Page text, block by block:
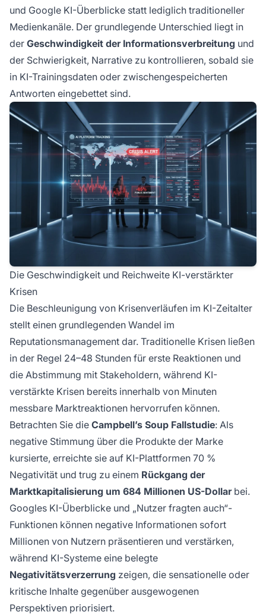
und Google KI-Überblicke statt lediglich traditioneller
Medienkanäle. Der grundlegende Unterschied liegt in
der Geschwindigkeit der Informationsverbreitung und
der Schwierigkeit, Narrative zu kontrollieren, sobald sie
in KI-Trainingsdaten oder zwischengespeicherten
Antworten eingebettet sind.
Die Geschwindigkeit und Reichweite KI-verstärkter
Krisen
Die Beschleunigung von Krisenverläufen im KI-Zeitalter
stellt einen grundlegenden Wandel im
Reputationsmanagement dar. Traditionelle Krisen ließen
in der Regel 24–48 Stunden für erste Reaktionen und
die Abstimmung mit Stakeholdern, während KI-
verstärkte Krisen bereits innerhalb von Minuten
messbare Marktreaktionen hervorrufen können.
Betrachten Sie die Campbell’s Soup Fallstudie: Als
negative Stimmung über die Produkte der Marke
kursierte, erreichte sie auf KI-Plattformen 70 %
Negativität und trug zu einem Rückgang der
Marktkapitalisierung um 684 Millionen US-Dollarbei.
Googles KI-Überblicke und „Nutzer fragten auch“-
Funktionen können negative Informationen sofort
Millionen von Nutzern präsentieren und verstärken,
während KI-Systeme eine belegte
Negativitätsverzerrung zeigen, die sensationelle oder
kritische Inhalte gegenüber ausgewogenen
Perspektiven priorisiert.